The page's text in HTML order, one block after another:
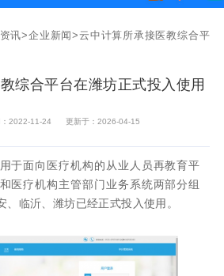
讯>企业新闻>云中计算所承接医教综合平
综合平台在潍坊正式投入使用
：2022-11-24 更新于：2026-04-15
于面向医疗机构的从业人员再教育平
医疗机构主管部门业务系统两部分组
、临沂、潍坊已经正式投入使用。